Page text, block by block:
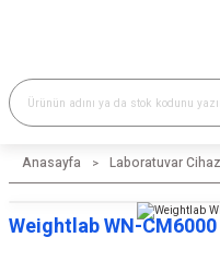
Anasayfa Laboratuvar
Weightlab WN-